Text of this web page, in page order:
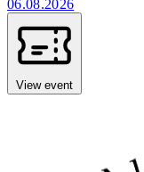
06.08.2026
View event